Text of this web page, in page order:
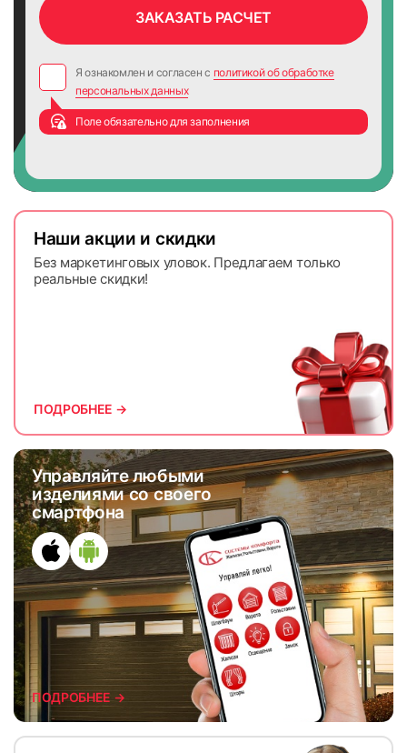
Управляйте любыми
изделиями со своего
смартфона
ПОДРОБНЕЕ →
Наши акции и скидки
Без маркетинговых уловок. Предлагаем только
реальные скидки!
ПОДРОБНЕЕ →
Я ознакомлен и согласен с политикой об обработке
персональных данных
Поле обязательно для заполнения